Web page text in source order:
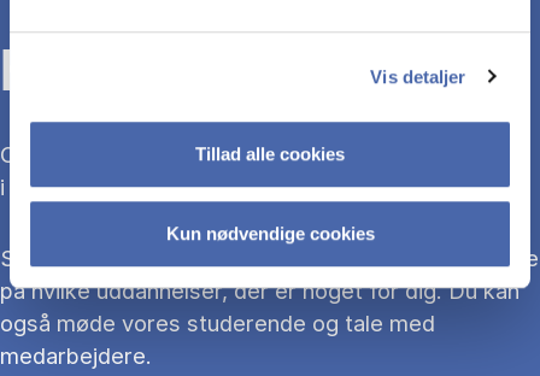
Vis detaljer
Tillad alle cookies
Kun nødvendige cookies
KOM TIL ÅBENT HUS
Overvejer du at søge ind på en bacheloruddannelse
i 2027?
Så kom med til Åbent Hus, hvor du kan blive klogere
på hvilke uddannelser, der er noget for dig. Du kan
også møde vores studerende og tale med
medarbejdere.